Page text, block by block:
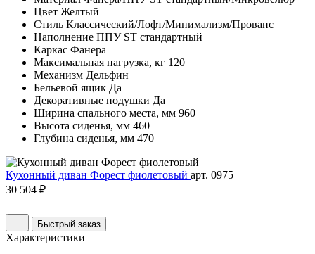
Цвет Желтый
Стиль Классический/Лофт/Минимализм/Прованс
Наполнение ППУ ST стандартный
Каркас Фанера
Максимальная нагрузка, кг 120
Механизм Дельфин
Бельевой ящик Да
Декоративные подушки Да
Ширина спального места, мм 960
Высота сиденья, мм 460
Глубина сиденья, мм 470
Кухонный диван Форест фиолетовый арт. 0975
30 504 ₽
Быстрый заказ
Характеристики